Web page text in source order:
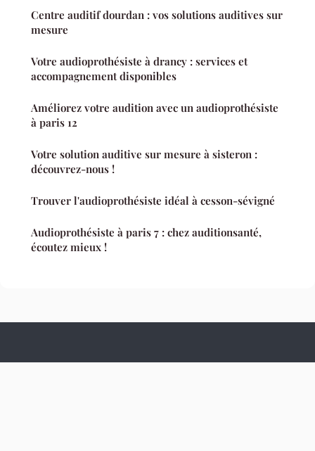
Centre auditif dourdan : vos solutions auditives sur
mesure
Votre audioprothésiste à drancy : services et
accompagnement disponibles
Améliorez votre audition avec un audioprothésiste
à paris 12
Votre solution auditive sur mesure à sisteron :
découvrez-nous !
Trouver l'audioprothésiste idéal à cesson-sévigné
Audioprothésiste à paris 7 : chez auditionsanté,
écoutez mieux !
Culture Hopital